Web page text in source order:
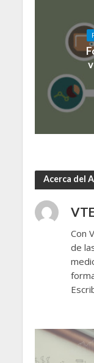
Acerca del
Con
de